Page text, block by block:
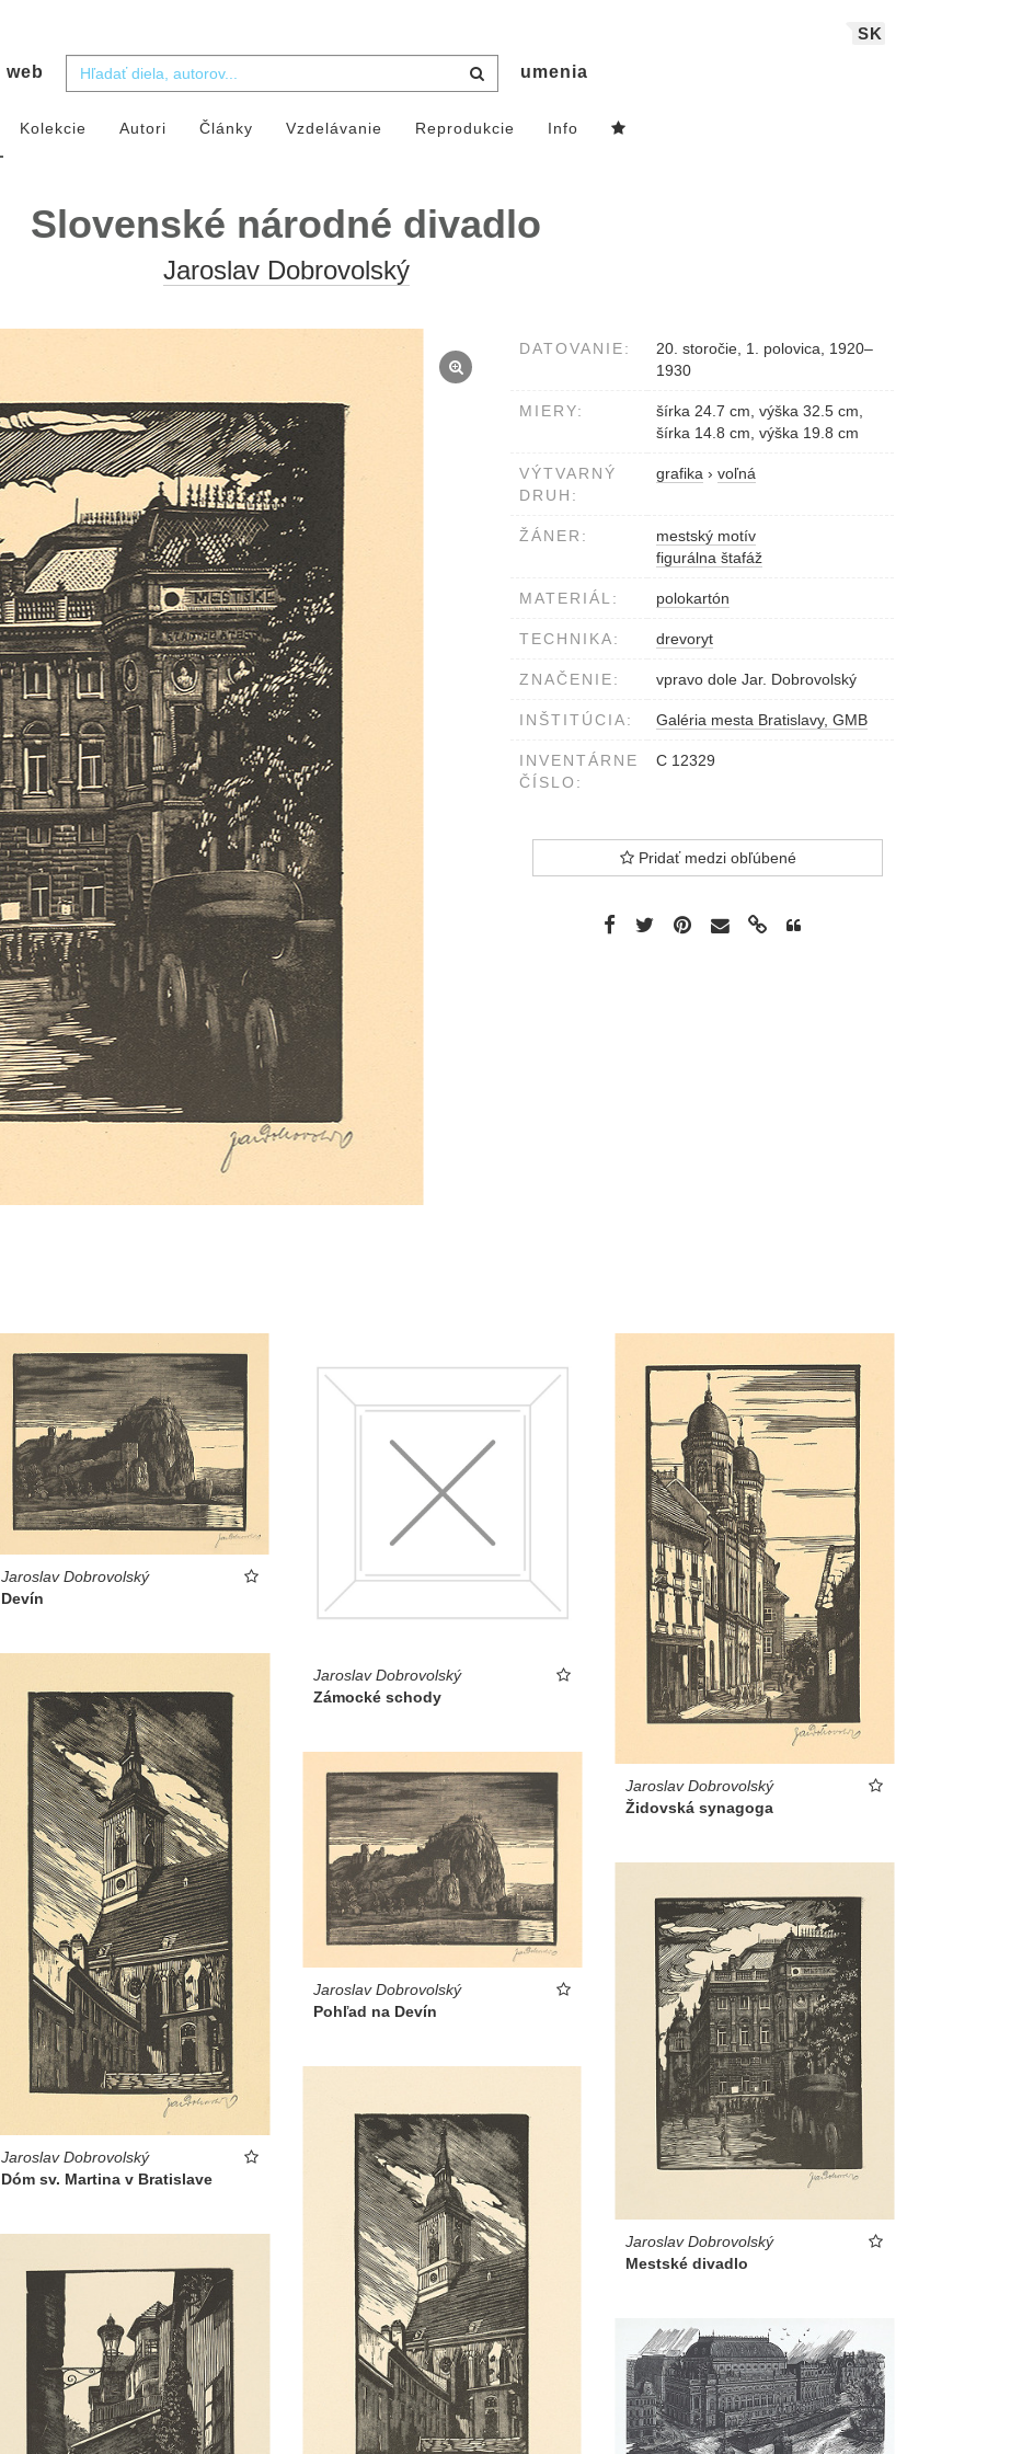
SK
web umenia
Kolekcie Autori Články Vzdelávanie Reprodukcie Info
Slovenské národné divadlo
Jaroslav Dobrovolský
DATOVANIE:
20. storočie, 1. polovica, 1920–
1930
MIERY:
šírka 24.7 cm, výška 32.5 cm,
šírka 14.8 cm, výška 19.8 cm
VÝTVARNÝ
DRUH:
grafika › voľná
ŽÁNER:
mestský motív
figurálna štafáž
MATERIÁL: polokartón
TECHNIKA: drevoryt
ZNAČENIE: vpravo dole Jar. Dobrovolský
INŠTITÚCIA: Galéria mesta Bratislavy, GMB
INVENTÁRNE
ČÍSLO:
C 12329
Pridať medzi obľúbené
Jaroslav Dobrovolský
Devín
Jaroslav Dobrovolský
Zámocké schody
Jaroslav Dobrovolský
Židovská synagoga
Jaroslav Dobrovolský
Dóm sv. Martina v Bratislave
Jaroslav Dobrovolský
Pohľad na Devín
Jaroslav Dobrovolský
Mestské divadlo